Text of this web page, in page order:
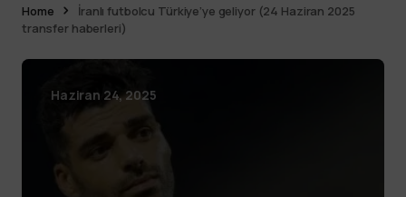
Home
İranlı futbolcu Türkiye’ye geliyor (24 Haziran 2025
transfer haberleri)
Haziran 24, 2025